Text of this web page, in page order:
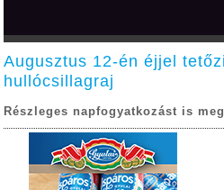
Augusztus 12-én éjjel
hullócsillagraj
Részleges napfogyatkozást is